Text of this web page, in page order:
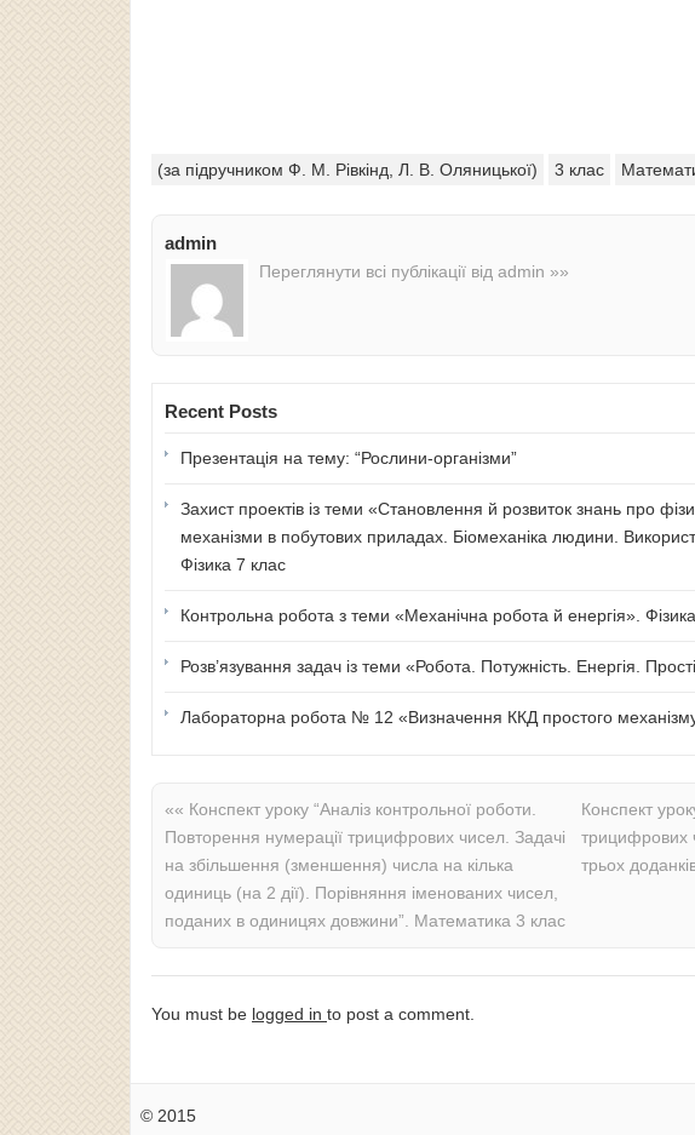
(за підручником Ф. М. Рівкінд, Л. В. Оляницької) 3 клас
admin
Переглянути всі публікації від admin »»
Recent Posts
Презентація на тему: “Рослини-організми”
Захист проектів із теми «Становлення й розвиток знань про
механізми в побутових приладах. Біомеханіка людини.
Фізика 7 клас
Контрольна робота з теми «Механічна робота й енергія».
Розв’язування задач із теми «Робота. Потужність. Енергія.
Лабораторна робота № 12 «Визначення ККД простого
«« Конспект уроку “Аналіз контрольної роботи.
Повторення нумерації трицифрових чисел. Задачі
на збільшення (зменшення) числа на кілька
одиниць (на 2 дії). Порівняння іменованих чисел,
поданих в одиницях довжини”. Математика 3 клас
Конспект
трицифрових
трьох
You must be logged in to post a comment.
© 2015